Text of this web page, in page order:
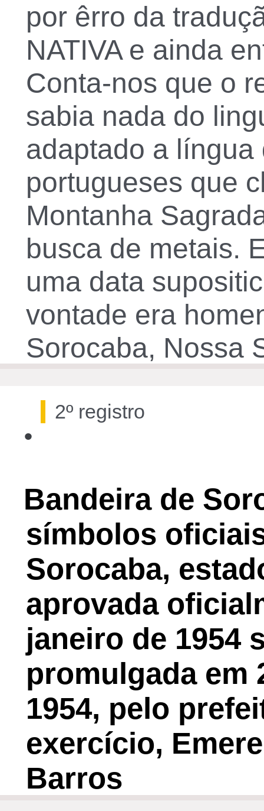
por êrro da
NATIVA e ainda
Conta-nos que o
sabia nada do
adaptado a
portugueses que
Montanha
busca de metais.
uma data
vontade era
Sorocaba, Nossa
2º registro
•30 de jan. de 1954, sábado
Bandeira de
símbolos
Sorocaba,
aprovada
janeiro de 1954
promulgada em
1954, pelo
exercício,
Barros